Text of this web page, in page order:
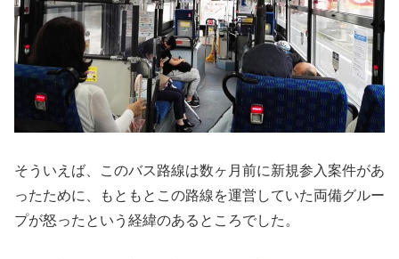
そういえば、このバス路線は数ヶ月前に新規参入案件があ
ったために、もともとこの路線を運営していた両備グルー
プが怒ったという経緯のあるところでした。